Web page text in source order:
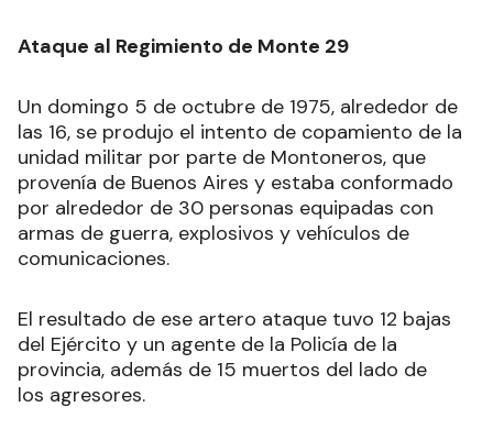
Ataque al Regimiento de Monte 29
Un domingo 5 de octubre de 1975, alrededor de
las 16, se produjo el intento de copamiento de la
unidad militar por parte de Montoneros, que
provenía de Buenos Aires y estaba conformado
por alrededor de 30 personas equipadas con
armas de guerra, explosivos y vehículos de
comunicaciones.
El resultado de ese artero ataque tuvo 12 bajas
del Ejército y un agente de la Policía de la
provincia, además de 15 muertos del lado de
los agresores.